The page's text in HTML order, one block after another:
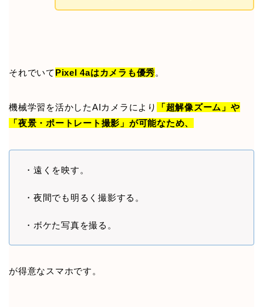
それでいて Pixel 4aはカメラも優秀。
機械学習を活かしたAIカメラにより
「超解像ズーム」や
「夜景・ポートレート撮影」が可能なため、
・遠くを映す。
・夜間でも明るく撮影する。
・ボケた写真を撮る。
が得意なスマホです。